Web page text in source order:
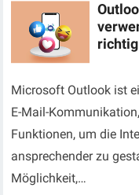
richtig
Microsoft Outlook ist
E-Mail-
Funktionen, um die
ansprechender zu
Möglichkeit,…